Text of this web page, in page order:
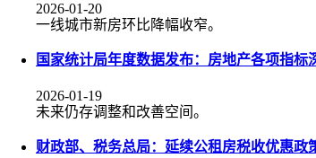
2026-01-20
一线城市新房环比降幅收窄。
国家统计局年度数据发布：房地产各项指标
2026-01-19
未来仍存调整和改善空间。
财政部、税务总局：延续公租房税收优惠政